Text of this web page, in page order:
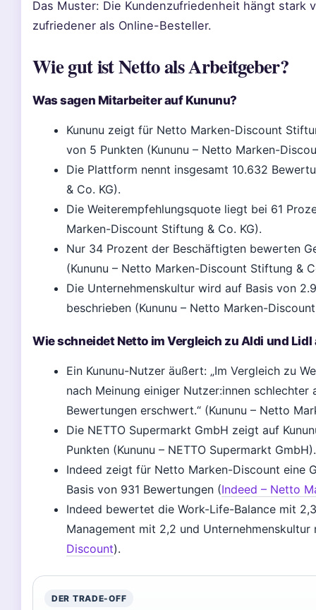
Das Muster: Die Kundenzufriedenheit hängt stark
zufriedener als Online-Besteller.
Wie gut ist Netto als Arbeitgeber?
Was sagen Mitarbeiter auf Kununu?
Kununu zeigt für Netto Marken-Discount
von 5 Punkten (Kununu – Netto Marken-
Die Plattform nennt insgesamt 10.632
& Co. KG).
Die Weiterempfehlungsquote liegt bei 61
Marken-Discount Stiftung & Co. KG).
Nur 34 Prozent der Beschäftigten bewerten
(Kununu – Netto Marken-Discount Stiftung &
Die Unternehmenskultur wird auf Basis von
beschrieben (Kununu – Netto Marken-
Wie schneidet Netto im Vergleich zu Aldi und Lidl
Ein Kununu-Nutzer äußert: „Im Vergleich zu
nach Meinung einiger Nutzer:innen schlechter
Bewertungen erschwert.“ (Kununu – Netto
Die NETTO Supermarkt GmbH zeigt auf
Punkten (Kununu – NETTO Supermarkt GmbH).
Indeed zeigt für Netto Marken-Discount eine
Basis von 931 Bewertungen (Indeed – Netto
Indeed bewertet die Work-Life-Balance mit
Management mit 2,2 und
Discount).
DER TRADE-OFF